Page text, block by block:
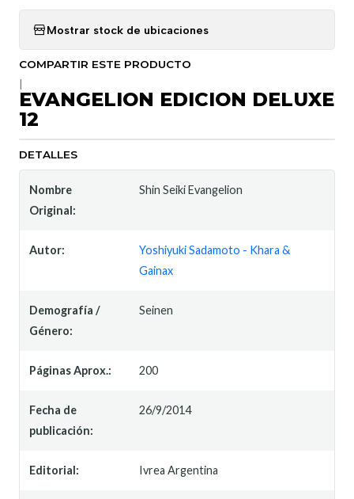
Mostrar stock de ubicaciones
COMPARTIR ESTE PRODUCTO
EVANGELION EDICION DELUXE
12
DETALLES
Nombre
Original:
Shin Seiki Evangelion
Autor:
Yoshiyuki Sadamoto - Khara &
Gainax
Demografía /
Género:
Seinen
Páginas Aprox.: 200
Fecha de
publicación:
26/9/2014
Editorial: Ivrea Argentina